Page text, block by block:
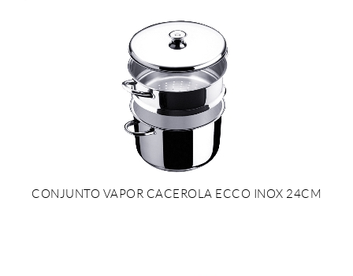
CONJUNTO VAPOR CACEROLA ECCO INOX 24CM